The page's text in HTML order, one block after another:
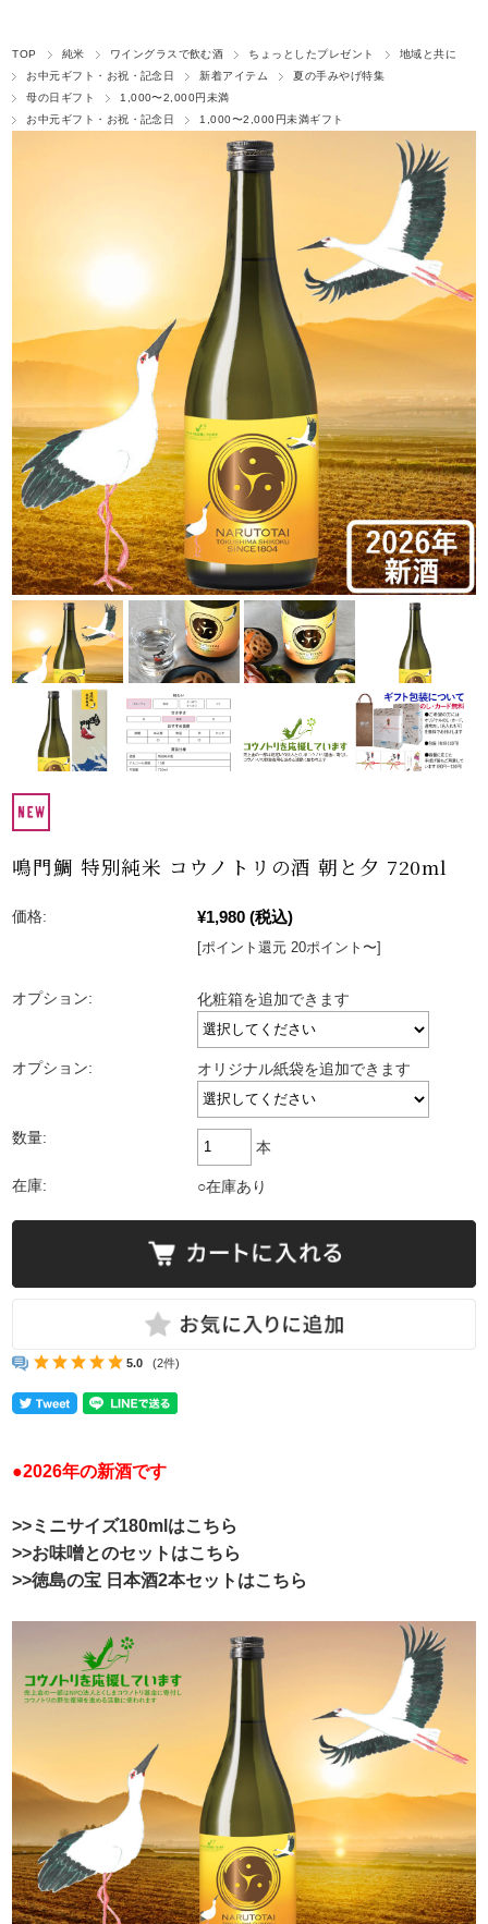
TOP 純米 ワイングラスで飲む酒 ちょっとしたプレゼント
地域と共に
お中元ギフト・お祝・記念日
新着アイテム
夏の手みやげ特集
母の日ギフト
1,000〜2,000円未満
お中元ギフト・お祝・記念日
1,000〜2,000円未満ギフト
鳴門鯛 特別純米 コウノトリの酒 朝と夕 720ml
価格: ¥1,980 (税込)
[ポイント還元 20ポイント〜]
オプション: 化粧箱を追加できます
オプション: オリジナル紙袋を追加できます
数量:
本
在庫: ○在庫あり
5.0 (2件)
●2026年の新酒です
>>ミニサイズ180mlはこちら
>>お味噌とのセットはこちら
>>徳島の宝 日本酒2本セットはこちら